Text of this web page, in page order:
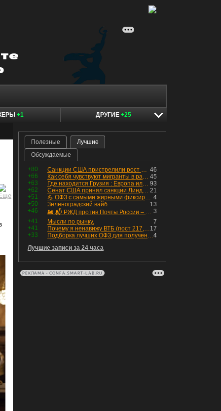
+1 ДРУГИЕ +25
Полезные
Лучшие
Обсуждаемые
+80 46
Санкции США пристрелили рост акций в России
+66
45
Как себя чувствуют мигранты в раю, в который они так стремились
+63
93
Где находится Грузия : Европа или Азия
+62
21
Сенат США принял санкции Линдси Грэма против России
+51
4
💪 ОФЗ с самыми жирными фиксированными купонами
+50
13
Зеленоградский вайб
+46
3
🚂 📬 РЖД против Почты России – Какие облигации выбрать?
+41
7
Мысли по рынку.
+41
17
Почему я ненавижу ВТБ (пост 217, 12+)
+33
4
Подборка лучших ОФЗ для получения дохода с наибольшей прибылью
Лучшие записи за 24 часа
РЕКЛАМА • CONFA.SMART-LAB.RU